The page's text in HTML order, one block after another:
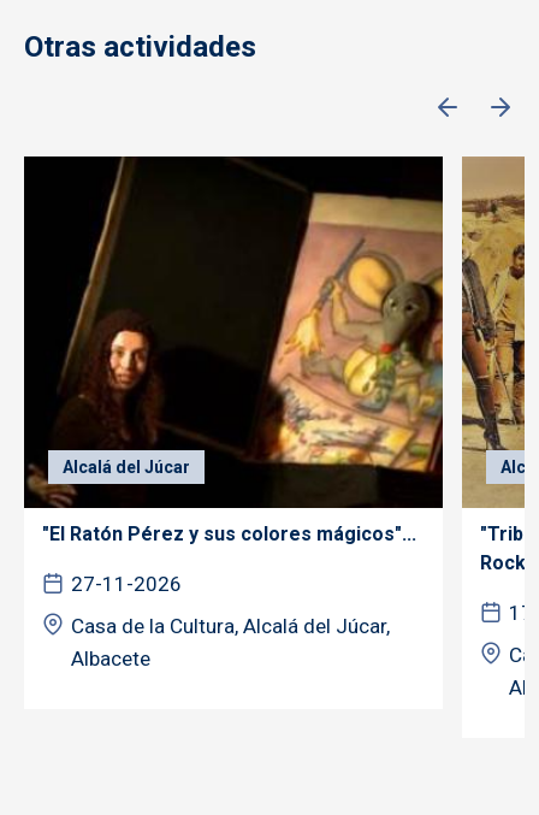
Otras actividades
Alcalá del Júcar
"El Ratón Pérez y sus colores mágicos"...
27-11-2026
Casa de la Cultura, Alcalá del Júcar,
Albacete